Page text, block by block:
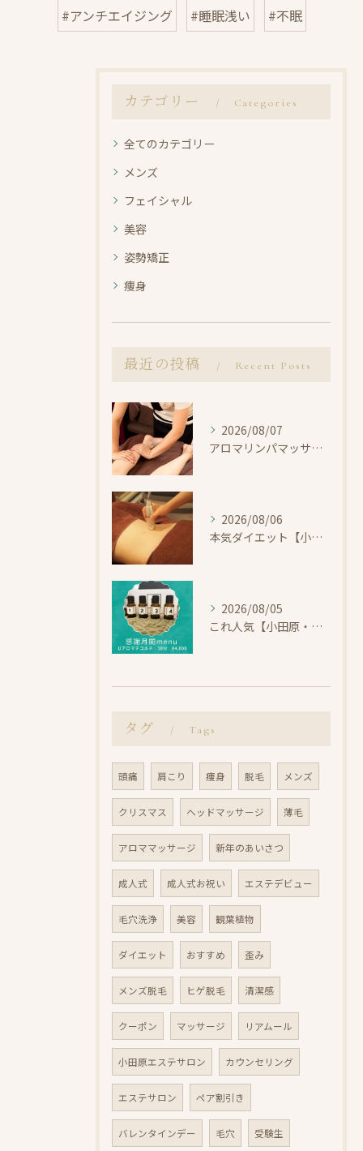
#アンチエイジング #睡眠浅い #不眠
カテゴリー Categories
全てのカテゴリー
メンズ
フェイシャル
美容
姿勢矯正
痩身
最近の投稿 Recent Posts
2026/08/07
アロマリンパマッサージで整えよう【小田原・エステ・リラク】
2026/08/06
本気ダイエット【小田原・エステ・痩身】
2026/08/05
これ人気【小田原・エステ・首コリ】
タグ Tags
頭痛 肩こり 痩身 脱毛 メンズ
クリスマス ヘッドマッサージ 薄毛
アロママッサージ 新年のあいさつ
成人式 成人式お祝い エステデビュー
毛穴洗浄 美容 観葉植物
ダイエット おすすめ 歪み
メンズ脱毛 ヒゲ脱毛 清潔感
クーポン マッサージ リアムール
小田原エステサロン カウンセリング
エステサロン ペア割引き
バレンタインデー 毛穴 受験生